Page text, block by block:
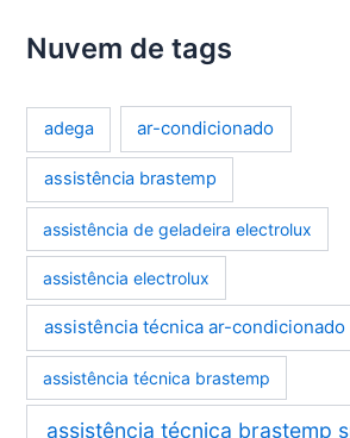
Nuvem de tags
adega ar-condicionado
assistência brastemp
assistência de geladeira electrolux
assistência electrolux
assistência técnica ar-
assistência técnica brastemp
assistência técnica brastemp